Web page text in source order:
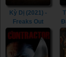
Kỳ Dị (2021) -
Freaks Out
(2021)
-